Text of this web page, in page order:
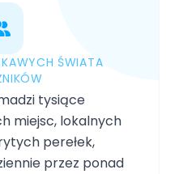
ŚWIATA
tysiące
miejsc, lokalnych
perełek,
przez ponad